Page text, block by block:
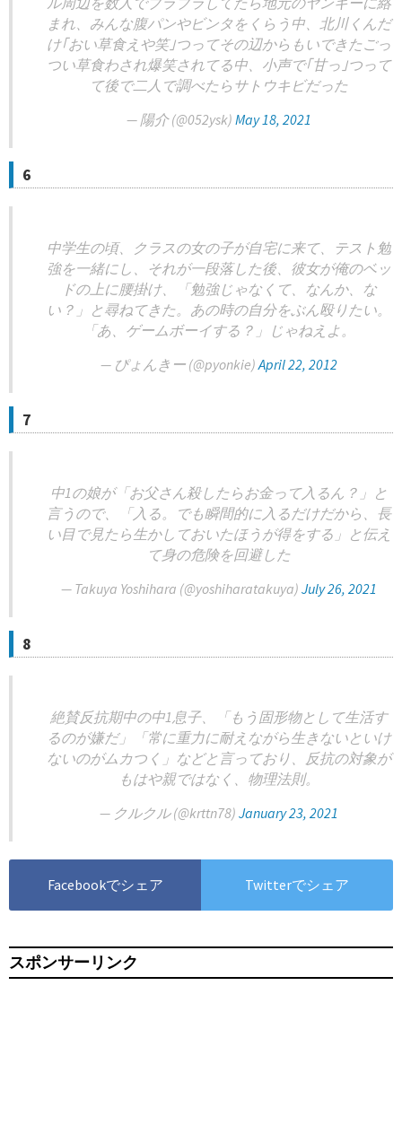
まれ、みんな腹パンやビンタをくらう中、北川くんだ
け｢おい草食えや笑｣つってその辺からもいできたごっ
つい草食わされ爆笑されてる中、小声で｢甘っ｣つって
て後で二人で調べたらサトウキビだった
— 陽介 (@052ysk) May 18, 2021
6
中学生の頃、クラスの女の子が自宅に来て、テスト勉
強を一緒にし、それが一段落した後、彼女が俺のベッ
ドの上に腰掛け、「勉強じゃなくて、なんか、な
い？」と尋ねてきた。あの時の自分をぶん殴りたい。
「あ、ゲームボーイする？」じゃねえよ。
— ぴょんきー (@pyonkie)April 22, 2012
7
中1の娘が「お父さん殺したらお金って入るん？」と
言うので、「入る。でも瞬間的に入るだけだから、長
い目で見たら生かしておいたほうが得をする」と伝え
て身の危険を回避した
— Takuya Yoshihara (@yoshiharatakuya) July 26, 2021
8
絶賛反抗期中の中1息子、「もう固形物として生活す
るのが嫌だ」「常に重力に耐えながら生きないといけ
ないのがムカつく」などと言っており、反抗の対象が
もはや親ではなく、物理法則。
— クルクル (@krttn78) January 23, 2021
Facebookでシェア Twitterでシェア
スポンサーリンク